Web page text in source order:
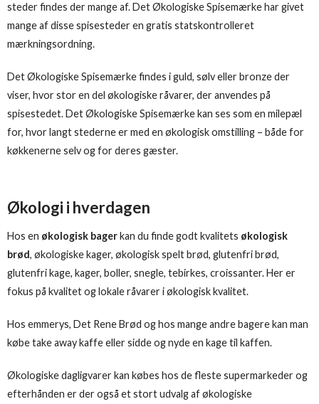
steder findes der mange af. Det Økologiske Spisemærke har givet
mange af disse spisesteder en gratis statskontrolleret
mærkningsordning.
Det Økologiske Spisemærke findes i guld, sølv eller bronze der
viser, hvor stor en del økologiske råvarer, der anvendes på
spisestedet. Det Økologiske Spisemærke kan ses som en milepæl
for, hvor langt stederne er med en økologisk omstilling – både for
køkkenerne selv og for deres gæster.
Økologi i hverdagen
Hos en økologisk bagerkan du finde godt kvalitets økologisk
brød, økologiske kager, økologisk spelt brød, glutenfri brød,
glutenfri kage, kager, boller, snegle, tebirkes, croissanter. Her er
fokus på kvalitet og lokale råvarer i økologisk kvalitet.
Hos emmerys, Det Rene Brød og hos mange andre bagere kan man
købe take away kaffe eller sidde og nyde en kage til kaffen.
Økologiske dagligvarer kan købes hos de fleste supermarkeder og
efterhånden er der også et stort udvalg af økologiske